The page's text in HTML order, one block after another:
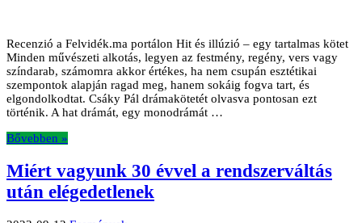
Recenzió a Felvidék.ma portálon Hit és illúzió – egy tartalmas kötet
Minden művészeti alkotás, legyen az festmény, regény, vers vagy
színdarab, számomra akkor értékes, ha nem csupán esztétikai
szempontok alapján ragad meg, hanem sokáig fogva tart, és
elgondolkodtat. Csáky Pál drámakötetét olvasva pontosan ezt
történik. A hat drámát, egy monodrámát …
Bővebben »
Miért vagyunk 30 évvel a rendszerváltás
után elégedetlenek